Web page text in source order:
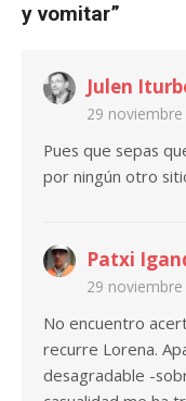
y vomitar”
Julen
29
Pues que sepas
por ningún otro
Patxi
29
No encuentro
recurre Lorena.
desagradable -